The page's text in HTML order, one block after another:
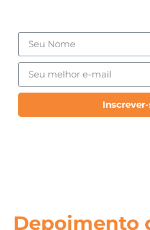
Inscrever-
Depoimento